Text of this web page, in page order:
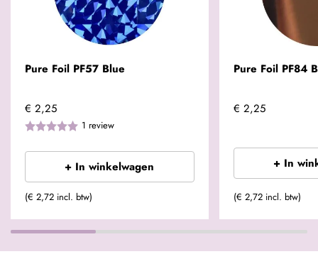
Pure Foil PF57 Blue
€ 2,25
1 review
+ In winkelwagen
(€ 2,72 incl. btw)
Pure Foil PF84
€ 2,25
+ In
(€ 2,72 incl. btw)